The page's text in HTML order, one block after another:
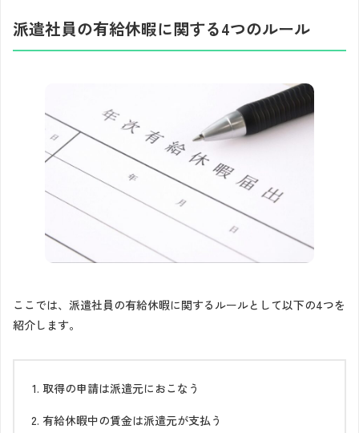
派遣社員の有給休暇に関する4つのルール
ここでは、派遣社員の有給休暇に関するルールとして以下の4つを
紹介します。
取得の申請は派遣元におこなう
有給休暇中の賃金は派遣元が支払う